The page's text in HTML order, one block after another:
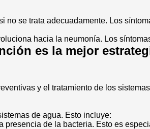
no se trata adecuadamente. Los
hacia la neumonía. Los
es la mejor
y el tratamiento de los
de agua. Esto incluye:
de la bacteria. Esto es